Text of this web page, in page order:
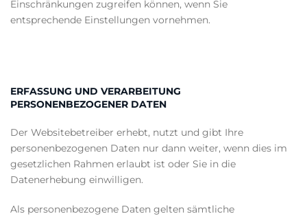
Einschränkungen zugreifen können, wenn Sie
entsprechende Einstellungen vornehmen.
ERFASSUNG UND VERARBEITUNG
PERSONENBEZOGENER DATEN
Der Websitebetreiber erhebt, nutzt und gibt Ihre
personenbezogenen Daten nur dann weiter, wenn dies im
gesetzlichen Rahmen erlaubt ist oder Sie in die
Datenerhebung einwilligen.
Als personenbezogene Daten gelten sämtliche